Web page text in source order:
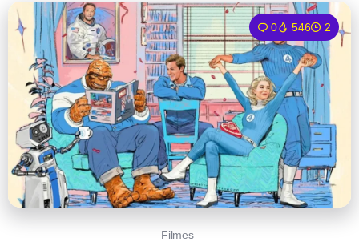
0 546 2
Filmes